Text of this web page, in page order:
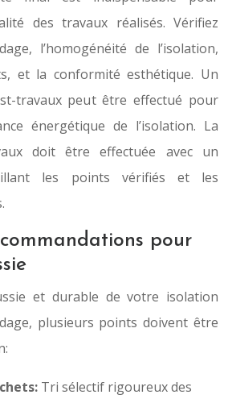
des travaux réalisés. Vérifiez
l’homogénéité de l’isolation,
et la conformité esthétique. Un
travaux peut être effectué pour
énergétique de l’isolation. La
doit être effectuée avec un
les points vérifiés et les
pour
et durable de votre isolation
plusieurs points doivent être
Tri sélectif rigoureux des